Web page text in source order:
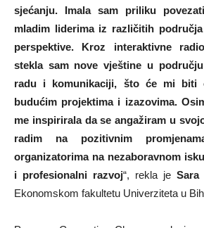
sjećanju. Imala sam priliku
mladim liderima iz različitih
perspektive. Kroz interaktivne
stekla sam nove vještine u
radu i komunikaciji, što će mi biti
budućim projektima i izazovima.
me inspirirala da se angažiram u
radim na pozitivnim
organizatorima na nezaboravnom
i profesionalni razvoj“, rekla je Sara
Ekonomskom fakultetu Univerziteta u